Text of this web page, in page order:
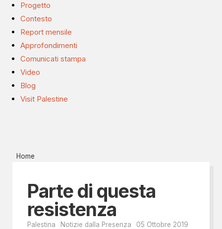
Progetto
Contesto
Report mensile
Approfondimenti
Comunicati stampa
Video
Blog
Visit Palestine
Home
Parte di questa
resistenza
Palestina Notizie dalla Presenza 05 Ottobre 2019